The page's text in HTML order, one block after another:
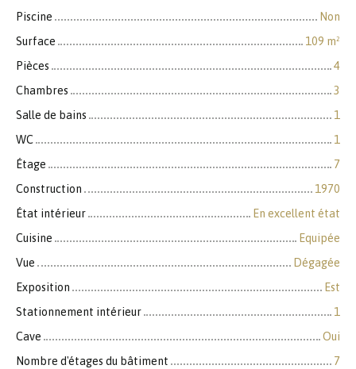
Piscine
Non
Surface
109 m²
Pièces
4
Chambres
3
Salle de bains
1
WC
1
Étage
7
Construction
1970
État intérieur
En excellent état
Cuisine
Equipée
Vue
Dégagée
Exposition
Est
Stationnement intérieur
1
Cave
Oui
Nombre d'étages du bâtiment
7